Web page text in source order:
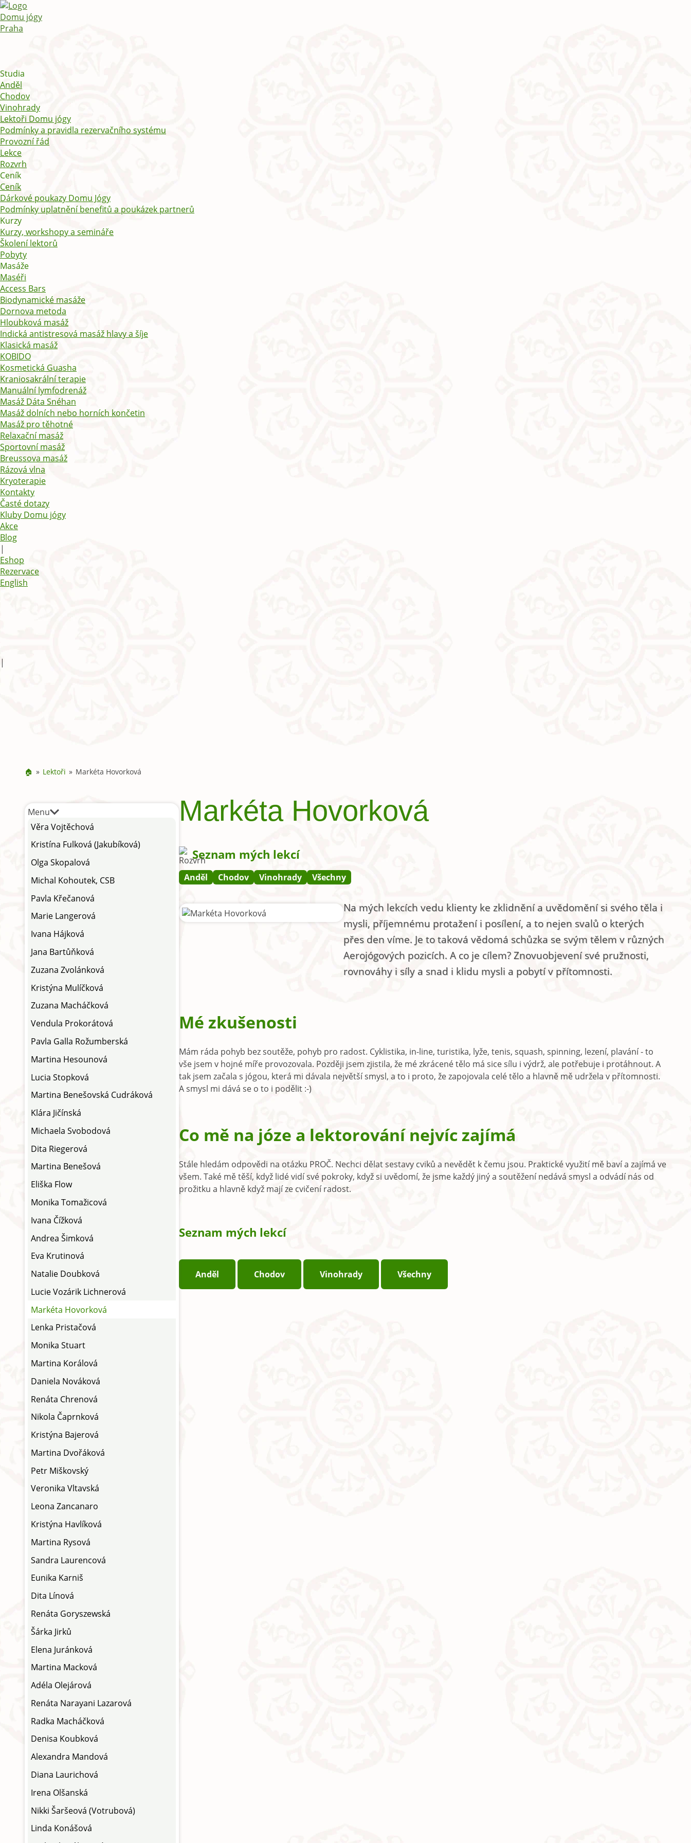
Studia
Anděl
Chodov
Vinohrady
Lektoři Domu jógy
Podmínky a pravidla rezervačního systému
Provozní řád
Lekce
Rozvrh
Ceník
Ceník
Dárkové poukazy Domu Jógy
Podmínky uplatnění benefitů a poukázek partnerů
Kurzy
Kurzy, workshopy a semináře
Školení lektorů
Pobyty
Masáže
Maséři
Access Bars
Biodynamické masáže
Dornova metoda
Hloubková masáž
Indická antistresová masáž hlavy a šíje
Klasická masáž
KOBIDO
Kosmetická Guasha
Kraniosakrální terapie
Manuální lymfodrenáž
Masáž Dáta Snéhan
Masáž dolních nebo horních končetin
Masáž pro těhotné
Relaxační masáž
Sportovní masáž
Breussova masáž
Rázová vlna
Kryoterapie
Kontakty
Časté dotazy
Kluby Domu jógy
Akce
Blog
|
Eshop
Rezervace
English
|
🏠 Lektoři Markéta Hovorková
Markéta Hovorková
Seznam mých lekcí
Anděl Chodov Vinohrady Všechny
Na mých lekcích vedu klienty ke zklidnění a uvědomění si svého těla i
mysli, příjemnému protažení i posílení, a to nejen svalů o kterých
přes den víme. Je to taková vědomá schůzka se svým tělem v různých
Aerojógových pozicích. A co je cílem? Znovuobjevení své pružnosti,
rovnováhy i síly a snad i klidu mysli a pobytí v přítomnosti.
Mé zkušenosti
Mám ráda pohyb bez soutěže, pohyb pro radost. Cyklistika, in-line, turistika, lyže, tenis, squash, spinning, lezení, plavání - to
vše jsem v hojné míře provozovala. Později jsem zjistila, že mé zkrácené tělo má sice sílu i výdrž, ale potřebuje i protáhnout. A
tak jsem začala s jógou, která mi dávala největší smysl, a to i proto, že zapojovala celé tělo a hlavně mě udržela v přítomnosti.
A smysl mi dává se o to i podělit :-)
Co mě na józe a lektorování nejvíc zajímá
Stále hledám odpovědi na otázku PROČ. Nechci dělat sestavy cviků a nevědět k čemu jsou. Praktické využití mě baví a zajímá ve
všem. Také mě těší, když lidé vidí své pokroky, když si uvědomí, že jsme každý jiný a soutěžení nedává smysl a odvádí nás od
prožitku a hlavně když mají ze cvičení radost.
Seznam mých lekcí
Anděl Chodov Vinohrady Všechny
Menu
Věra Vojtěchová
Kristína Fulková (Jakubíková)
Olga Skopalová
Michal Kohoutek, CSB
Pavla Křečanová
Marie Langerová
Ivana Hájková
Jana Bartůňková
Zuzana Zvolánková
Kristýna Mulíčková
Zuzana Macháčková
Vendula Prokorátová
Pavla Galla Rožumberská
Martina Hesounová
Lucia Stopková
Martina Benešovská Cudráková
Klára Jičínská
Michaela Svobodová
Dita Riegerová
Martina Benešová
Eliška Flow
Monika Tomažicová
Ivana Čížková
Andrea Šimková
Eva Krutinová
Natalie Doubková
Lucie Vozárik Lichnerová
Markéta Hovorková
Lenka Pristačová
Monika Stuart
Martina Korálová
Daniela Nováková
Renáta Chrenová
Nikola Čaprnková
Kristýna Bajerová
Martina Dvořáková
Petr Miškovský
Veronika Vltavská
Leona Zancanaro
Kristýna Havlíková
Martina Rysová
Sandra Laurencová
Eunika Karniš
Dita Línová
Renáta Goryszewská
Šárka Jirků
Elena Juránková
Martina Macková
Adéla Olejárová
Renáta Narayani Lazarová
Radka Macháčková
Denisa Koubková
Alexandra Mandová
Diana Laurichová
Irena Olšanská
Nikki Šaršeová (Votrubová)
Linda Konášová